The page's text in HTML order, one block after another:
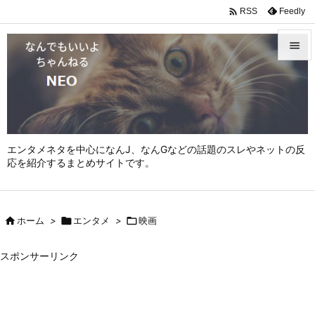
エンタメネタを中心になんJ、なんGなどの話題のスレやネットの反
応を紹介するまとめサイトです。



 RSS Feedly
ホーム > エンタメ > 映画
スポンサーリンク